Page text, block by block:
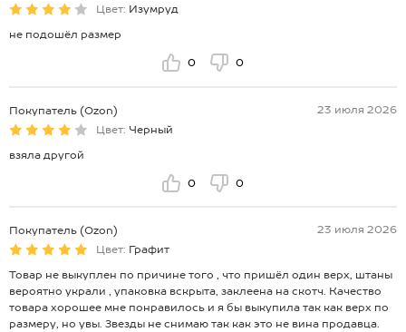
Цвет: Изумруд
не подошёл размер
0 0
Покупатель (Ozon)
23 июля 2026
Цвет: Черный
взяла другой
0 0
Покупатель (Ozon)
23 июля 2026
Цвет: Графит
Товар не выкуплен по причине того , что пришёл один верх, штаны
вероятно украли , упаковка вскрыта, заклеена на скотч. Качество
товара хорошее мне понравилось и я бы выкупила так как верх по
размеру, но увы. Звезды не снимаю так как это не вина продавца.